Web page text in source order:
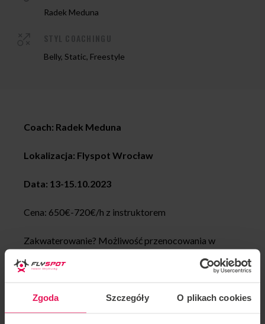
Zgoda Szczegóły O plikach cookies
Radek Meduna
Belly, Static, Freestyle
Coach: Radek Meduna
Lokalizacja: Flyspot Wrocław
Data: 13-15.10.2023
Cena: 650€-720€/h z instruktorem
Zakwaterowanie? Możliwość przenocowania w
tunelu – przynieś swój śpiwór lub znajdź wygodne
miejsce w pobliżu.
Ten camp skupia się na Twoim osobistym postępie w